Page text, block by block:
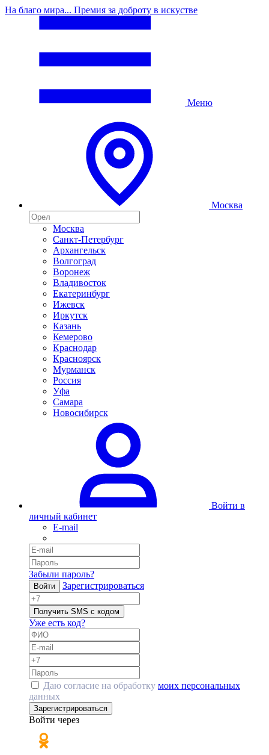
На благо мира... Премия за доброту в искустве
Меню
Москва
Москва
Санкт-Петербург
Архангельск
Волгоград
Воронеж
Владивосток
Екатеринбург
Ижевск
Иркутск
Казань
Кемерово
Краснодар
Красноярск
Мурманск
Россия
Уфа
Самара
Новосибирск
Войти в
личный кабинет
E-mail
Забыли пароль?
Войти Зарегистрироваться
Получить SMS с кодом
Уже есть код?
Даю согласие на обработку моих персональных
данных
Зарегистрироваться
Войти через